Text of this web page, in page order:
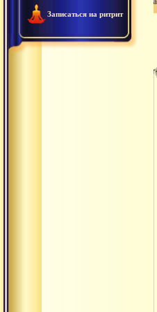
Записаться на ритрит